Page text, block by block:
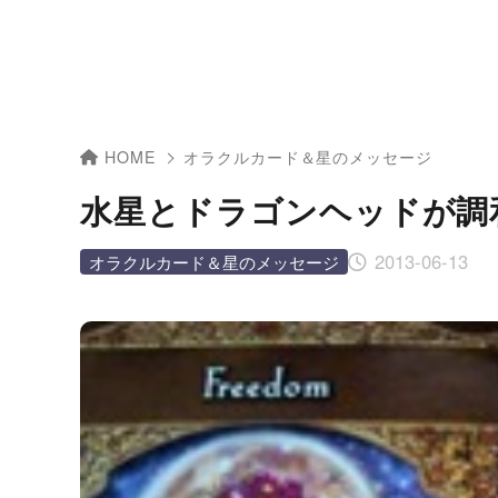
HOME オラクルカード＆星のメッセージ
水星とドラゴンヘッドが調
2013-06-13
オラクルカード＆星のメッセージ